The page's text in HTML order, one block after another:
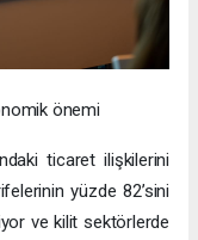
önemi
ticaret ilişkilerini
yüzde 82’sini
ve kilit sektörlerde